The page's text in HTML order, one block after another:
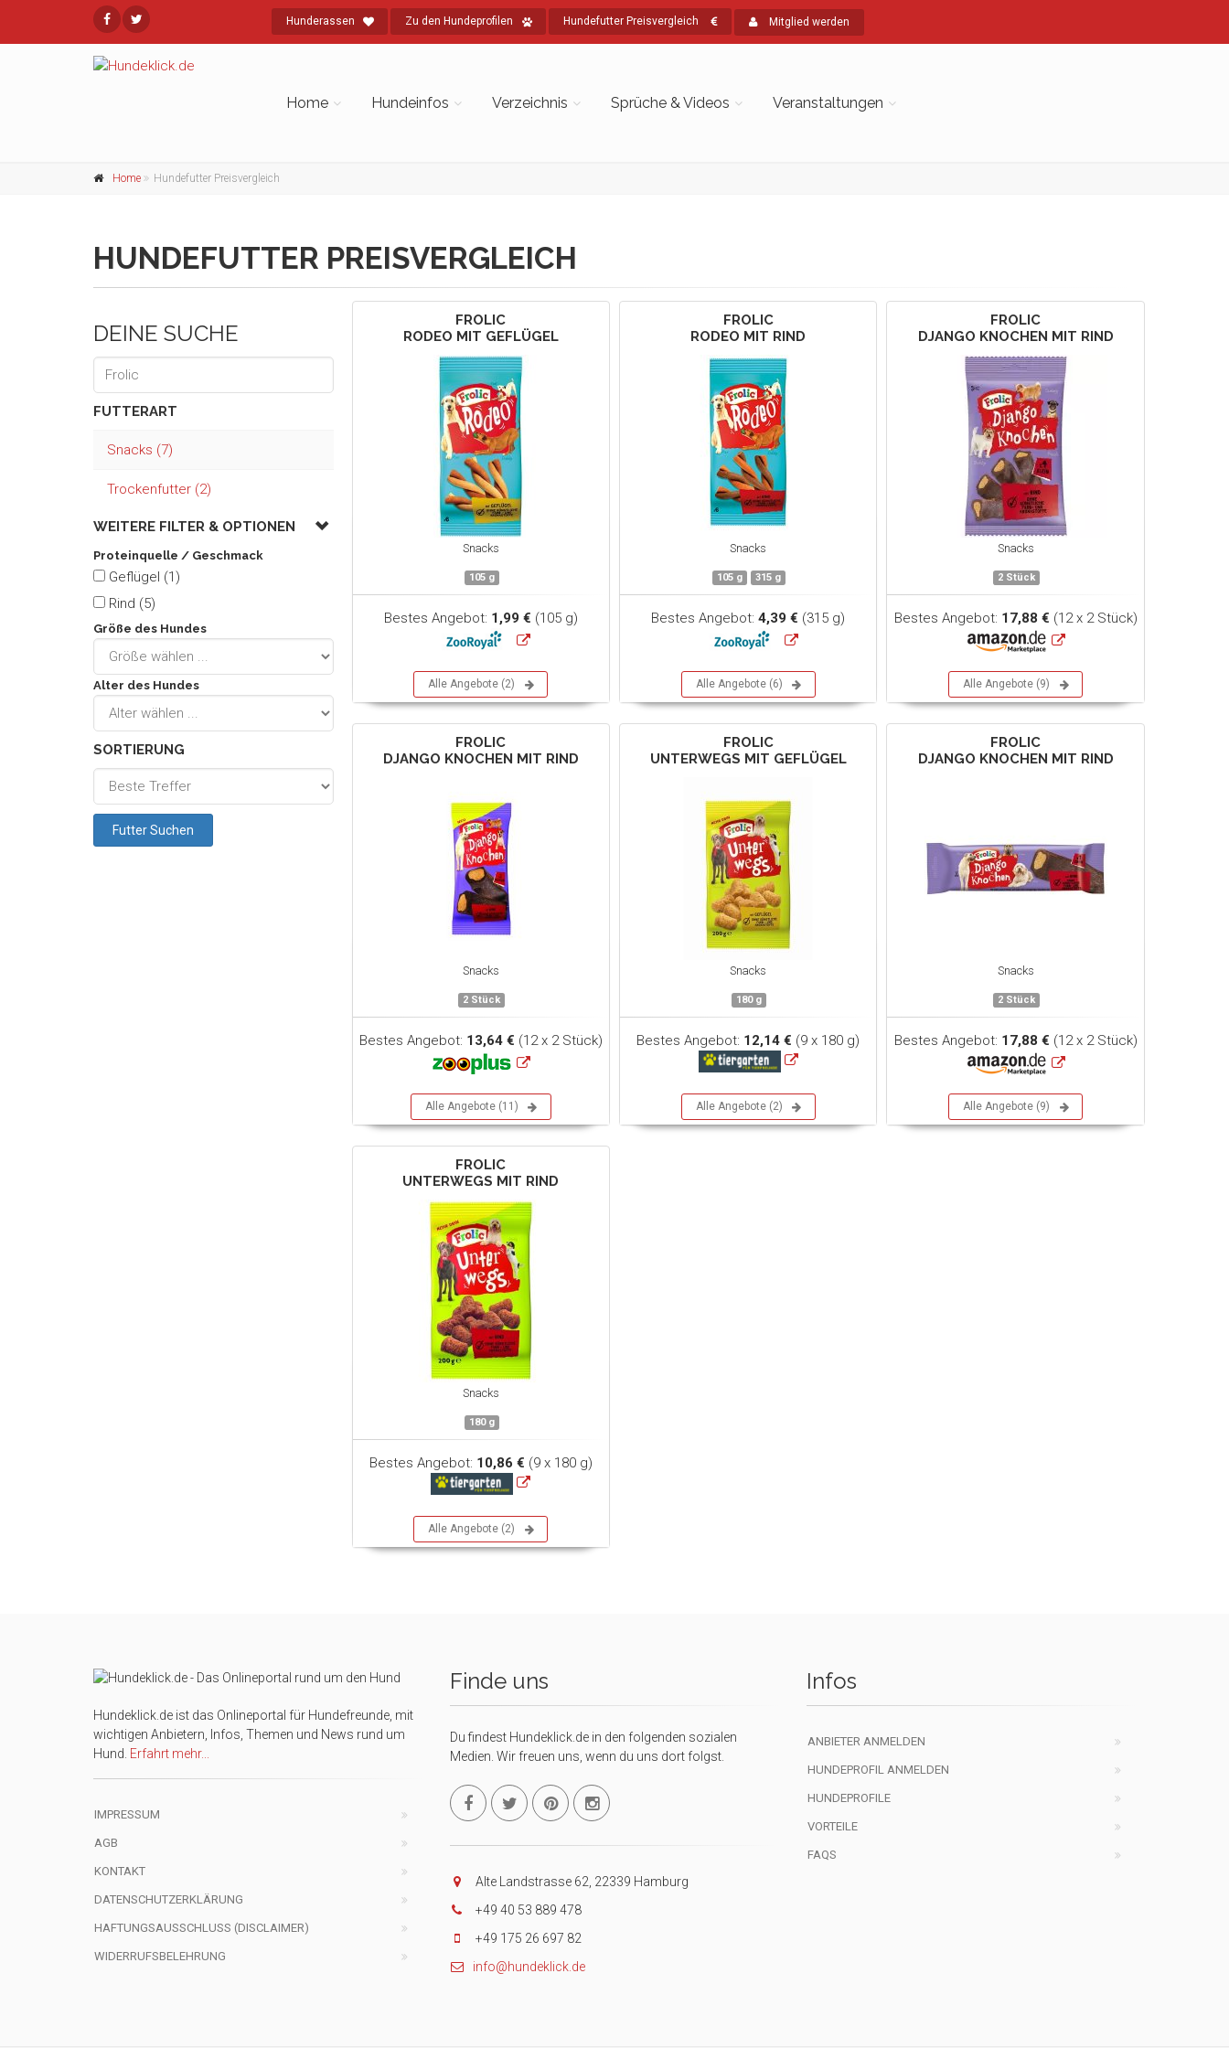
Hunderassen Zu den Hundeprofilen Hundefutter Preisvergleich Mitglied werden
Home Hundeinfos Verzeichnis Sprüche & Videos Veranstaltungen
Home Hundefutter Preisvergleich
HUNDEFUTTER PREISVERGLEICH
DEINE SUCHE
FUTTERART
Snacks (7)
Trockenfutter (2)
WEITERE FILTER & OPTIONEN
Proteinquelle / Geschmack
Geflügel (1)
Rind (5)
Größe des Hundes
Alter des Hundes
SORTIERUNG
FROLIC
RODEO MIT GEFLÜGEL
Snacks
105 g
Bestes Angebot: 1,99 € (105 g)
Alle Angebote (2)
FROLIC
RODEO MIT RIND
Snacks
105 g 315 g
Bestes Angebot:4,39 € (315 g)
Alle Angebote (6)
FROLIC
DJANGO KNOCHEN MIT RIND
Snacks
2 Stück
Bestes Angebot: 17,88 € (12 x 2 Stück)
Alle Angebote (9)
FROLIC
DJANGO KNOCHEN MIT RIND
Snacks
2 Stück
Bestes Angebot: 13,64 € (12 x 2 Stück)
Alle Angebote (11)
FROLIC
UNTERWEGS MIT GEFLÜGEL
Snacks
180 g
Bestes Angebot: 12,14 € (9 x 180 g)
Alle Angebote (2)
FROLIC
DJANGO KNOCHEN MIT RIND
Snacks
2 Stück
Bestes Angebot: 17,88 € (12 x 2 Stück)
Alle Angebote (9)
FROLIC
UNTERWEGS MIT RIND
Snacks
180 g
Bestes Angebot: 10,86 € (9 x 180 g)
Alle Angebote (2)
Hundeklick.de ist das Onlineportal für Hundefreunde, mit
wichtigen Anbietern, Infos, Themen und News rund um
Hund. Erfahrt mehr...
IMPRESSUM
AGB
KONTAKT
DATENSCHUTZERKLÄRUNG
HAFTUNGSAUSSCHLUSS (DISCLAIMER)
WIDERRUFSBELEHRUNG
Finde uns
Du findest Hundeklick.de in den folgenden sozialen
Medien. Wir freuen uns, wenn du uns dort folgst.
Alte Landstrasse 62, 22339 Hamburg
+49 40 53 889 478
+49 175 26 697 82
info@hundeklick.de
Infos
ANBIETER ANMELDEN
HUNDEPROFIL ANMELDEN
HUNDEPROFILE
VORTEILE
FAQS